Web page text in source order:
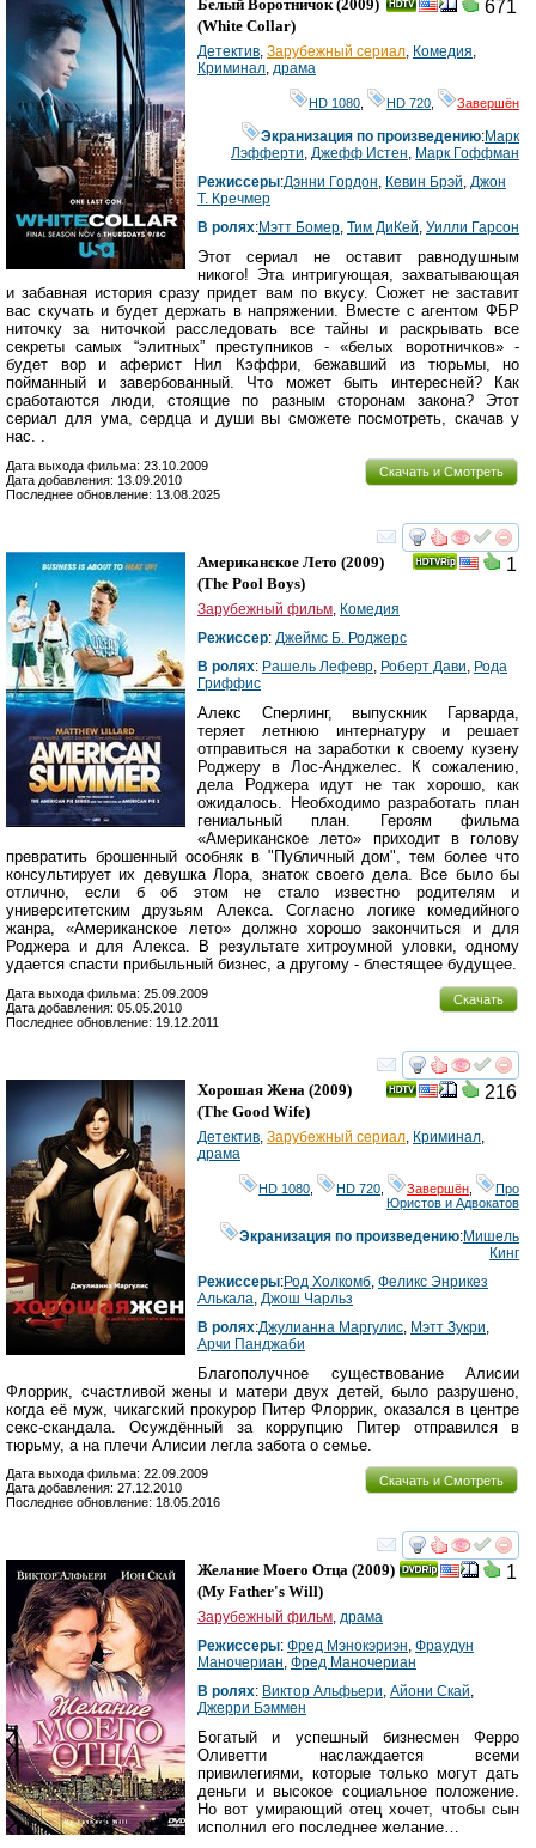
671
Белый Воротничок(2009)
(White Collar)
Детектив, Зарубежный сериал, Комедия,
Криминал, драма
HD 1080 HD 720 Завершён
Экранизация по произведению:Марк
Лэфферти,Джефф Истен, Марк Гоффман
Режиссеры:Дэнни Гордон, Кевин Брэй, Джон
Т. Кречмер
В ролях:Мэтт Бомер, Тим ДиКей, Уилли Гарсон
Этот сериал не оставит равнодушным
никого! Эта интригующая, захватывающая
и забавная история сразу придет вам по вкусу. Сюжет не заставит
вас скучать и будет держать в напряжении. Вместе с агентом ФБР
ниточку за ниточкой расследовать все тайны и раскрывать все
секреты самых “элитных” преступников - «белых воротничков» -
будет вор и аферист Нил Кэффри, бежавший из тюрьмы, но
пойманный и завербованный. Что может быть интересней? Как
сработаются люди, стоящие по разным сторонам закона? Этот
сериал для ума, сердца и души вы сможете посмотреть, скачав у
нас. .
Скачать и Смотреть
Дата выхода фильма: 23.10.2009
Дата добавления: 13.09.2010
Последнее обновление: 13.08.2025
смотреть
1
Американское Лето (2009)
(The Pool Boys)
Зарубежный фильм, Комедия
Режиссер: Джеймс Б. Роджерс
В ролях: Рашель Лефевр, Роберт Дави, Рода
Гриффис
Алекс Сперлинг, выпускник Гарварда,
теряет летнюю интернатуру и решает
отправиться на заработки к своему кузену
Роджеру в Лос-Анджелес. К сожалению,
дела Роджера идут не так хорошо, как
ожидалось. Необходимо разработать план
гениальный план. Героям фильма
«Американское лето» приходит в голову
превратить брошенный особняк в "Публичный дом", тем более что
консультирует их девушка Лора, знаток своего дела. Все было бы
отлично, если б об этом не стало известно родителям и
университетским друзьям Алекса. Согласно логике комедийного
жанра, «Американское лето» должно хорошо закончиться и для
Роджера и для Алекса. В результате хитроумной уловки, одному
удается спасти прибыльный бизнес, а другому - блестящее будущее.
Скачать
Дата выхода фильма: 25.09.2009
Дата добавления: 05.05.2010
Последнее обновление: 19.12.2011
смотреть
216
Хорошая Жена (2009)
(The Good Wife)
Детектив Зарубежный сериал Криминал
драма
HD 1080 HD 720 Завершён
Про
Юристов и Адвокатов
Экранизация по произведению:Мишель
Кинг
Режиссеры:Род Холкомб Феликс Энрикез
Алькала Джош Чарльз
В ролях:Джулианна Маргулис Мэтт Зукри
Арчи Панджаби
Благополучное существование Алисии
Флоррик, счастливой жены и матери двух детей, было разрушено,
когда её муж, чикагский прокурор Питер Флоррик, оказался в центре
секс-скандала. Осуждённый за коррупцию Питер отправился в
тюрьму, а на плечи Алисии легла забота о семье.
Скачать и Смотреть
Дата выхода фильма: 22.09.2009
Дата добавления: 27.12.2010
Последнее обновление: 18.05.2016
смотреть
1
Желание Моего Отца (2009)
(My Father's Will)
Зарубежный фильм, драма
Режиссеры: Фред Мэнокэриэн, Фраyдун
Маночериан, Фред Маночериан
В ролях: Виктор Альфьери, Айони Скай,
Джерри Бэммен
Богатый и успешный бизнесмен Ферро
Оливетти наслаждается всеми
привилегиями, которые только могут дать
деньги и высокое социальное положение.
Но вот умирающий отец хочет, чтобы сын
исполнил его последнее желание…